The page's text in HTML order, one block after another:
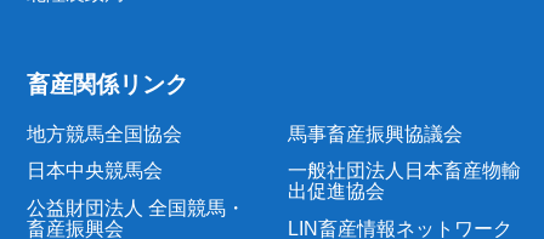
畜産関係リンク
地方競馬全国協会
日本中央競馬会
公益財団法人 全国競馬・
畜産振興会
馬事畜産振興協議会
一般社団法人日本畜産物輸
出促進協会
LIN畜産情報ネットワーク